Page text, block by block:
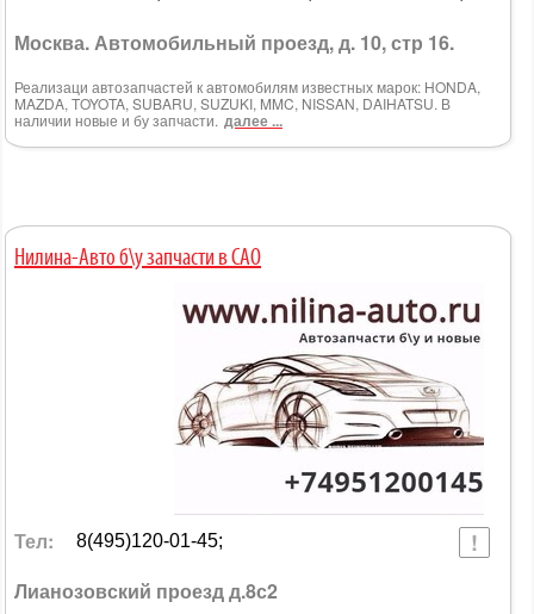
Москва. Автомобильный проезд, д. 10, стр 16.
Реализаци автозапчастей к автомобилям известных марок: HONDA,
MAZDA, TOYOTA, SUBARU, SUZUKI, MMC, NISSAN, DAIHATSU. В
наличии новые и бу запчасти. далее ...
Нилина-Авто б\у запчасти в САО
Тел: 8(495)120-01-45;
Лианозовский проезд д.8с2